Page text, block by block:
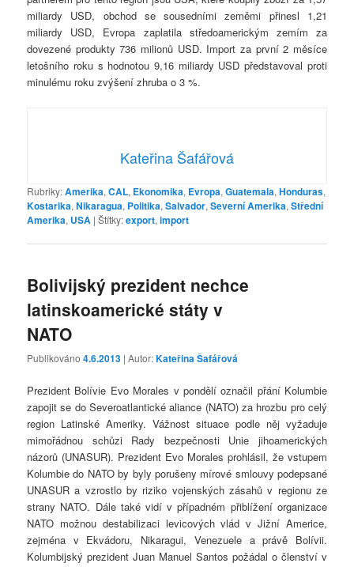
miliardy USD, obchod se sousedními zeměmi přinesl 1,21
miliardy USD, Evropa zaplatila středoamerickým zemím za
dovezené produkty 736 milionů USD. Import za první 2 měsíce
letošního roku s hodnotou 9,16 miliardy USD představoval proti
minulému roku zvýšení zhruba o 3 %.
Kateřina Šafářová
Rubriky:Amerika,CAL, Ekonomika, Evropa,Guatemala,Honduras,
Kostarika,Nikaragua, Politika,Salvador,Severní Amerika,Střední
Amerika, USA |Štítky:export,import
Bolivijský prezident nechce
latinskoamerické státy v
NATO
Publikováno4.6.2013 | Autor:Kateřina Šafářová
Prezident Bolívie Evo Morales v pondělí označil přání Kolumbie
zapojit se do Severoatlantické aliance (NATO) za hrozbu pro celý
region Latinské Ameriky. Vážnost situace podle něj vyžaduje
mimořádnou schůzi Rady bezpečnosti Unie jihoamerických
názorů (UNASUR). Prezident Evo Morales prohlásil, že vstupem
Kolumbie do NATO by byly porušeny mírové smlouvy podepsané
UNASUR a vzrostlo by riziko vojenských zásahů v regionu ze
strany NATO. Dále také vidí v případném přiblížení organizace
NATO možnou destabilizaci levicových vlád v Jižní Americe,
zejména v Ekvádoru, Nikaragui, Venezuele a právě Bolívii.
Kolumbijský prezident Juan Manuel Santos požádal o členství v